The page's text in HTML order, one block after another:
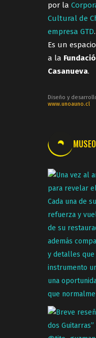
por la
Cultural de
empresa GTD.
Es un
a la
Casanueva.
Diseño y
www.unoauno.cl